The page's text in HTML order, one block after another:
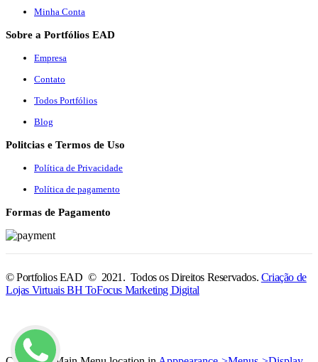
Minha Conta
Sobre a Portfólios EAD
Empresa
Contato
Todos Portfólios
Blog
Politcias e Termos de Uso
Política de Privacidade
Política de pagamento
Formas de Pagamento
© Portfolios EAD © 2021. Todos os Direitos Reservados. Criação de
Lojas Virtuais BH ToFocus Marketing Digital